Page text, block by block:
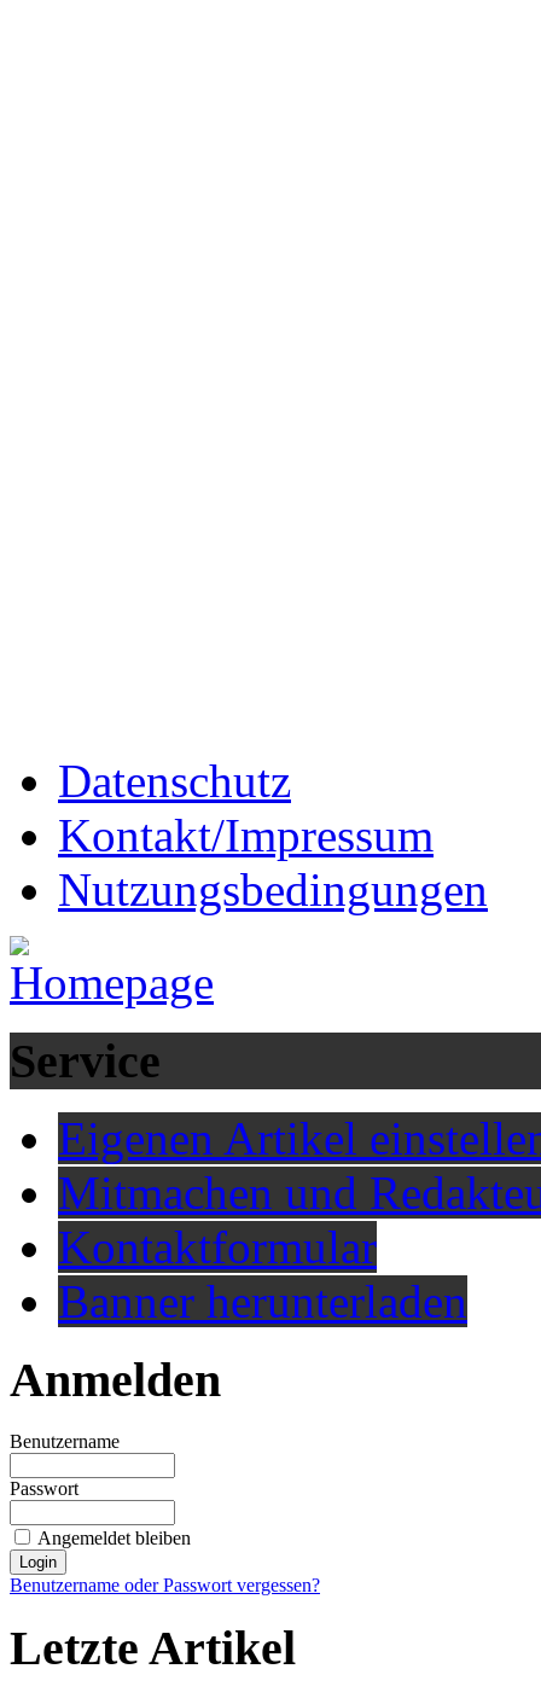
Datenschutz
Kontakt/Impressum
Nutzungsbedingungen
Service
Eigenen Artikel
Mitmachen und
Kontaktformular
Banner herunterladen
Anmelden
Benutzername
Passwort
Angemeldet bleiben
Benutzername oder Passwort vergessen?
Letzte Artikel